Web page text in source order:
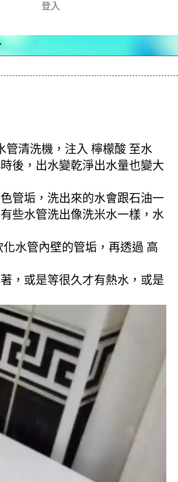
登入
管清洗機，注入 檸檬酸 至水
後，出水變乾淨出水量也變大
管垢，洗出來的水會跟石油一
些水管洗出像洗米水一樣，水
水管內壁的管垢，再透過 高
，或是等很久才有熱水，或是